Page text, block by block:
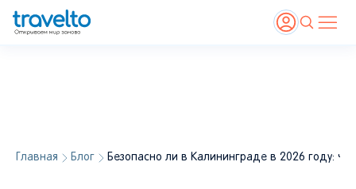
Главная Блог Безопасно ли в Калининграде в 2026 году: